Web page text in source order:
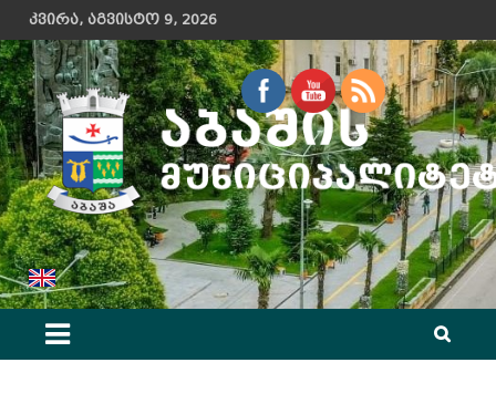
to
content
კვირა, აგვისტო 9, 2026
აბაშის მუნიციპალიტეტის მერიის ოფიციალური ვებ გვერდი